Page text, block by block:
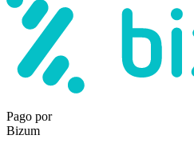
Pago por
Bizum